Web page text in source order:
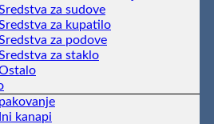
za sudove
za kupatilo
za podove
za staklo
kanapi